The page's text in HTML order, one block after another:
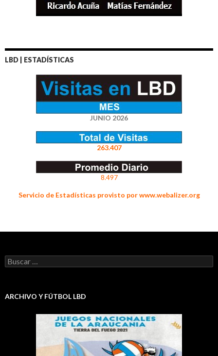
LBD | ESTADÍSTICAS
JUNIO 2026
263.407
8.497
Servicio de Estadísticas provisto por www.webalizer.org
Buscar:
ARCHIVO Y FÚTBOL LBD